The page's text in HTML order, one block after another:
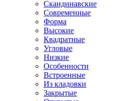
Скандинавские
Современные
Форма
Высокие
Квадратные
Угловые
Низкие
Особенности
Встроенные
Из кладовки
Закрытые